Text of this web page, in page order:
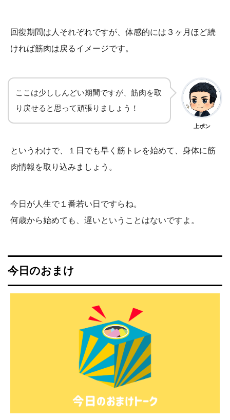
回復期間は人それぞれですが、体感的には３ヶ月ほど続
ければ筋肉は戻るイメージです。
ここは少ししんどい期間ですが、筋肉を取
り戻せると思って頑張りましょう！
上ポン
というわけで、１日でも早く筋トレを始めて、身体に筋
肉情報を取り込みましょう。
今日が人生で１番若い日ですらね。
何歳から始めても、遅いということはないですよ。
今日のおまけ